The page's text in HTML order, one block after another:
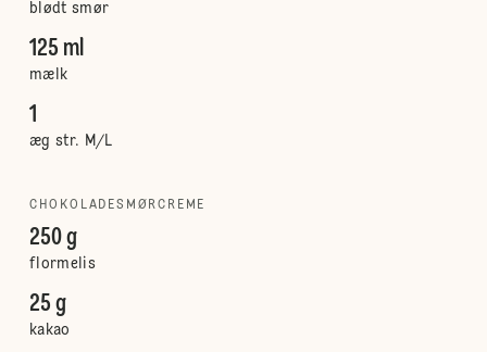
blødt smør
125 ml
mælk
1
æg str. M/L
CHOKOLADESMØRCREME
250 g
flormelis
25 g
kakao